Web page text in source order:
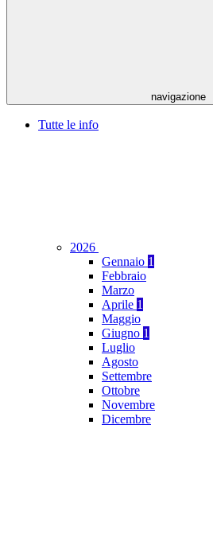
navigazione
Tutte le info
2026
Gennaio 1
Febbraio
Marzo
Aprile 1
Maggio
Giugno 1
Luglio
Agosto
Settembre
Ottobre
Novembre
Dicembre